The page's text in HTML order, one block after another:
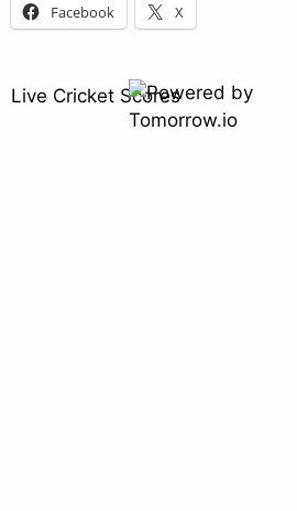
Facebook X
Live Cricket Scores